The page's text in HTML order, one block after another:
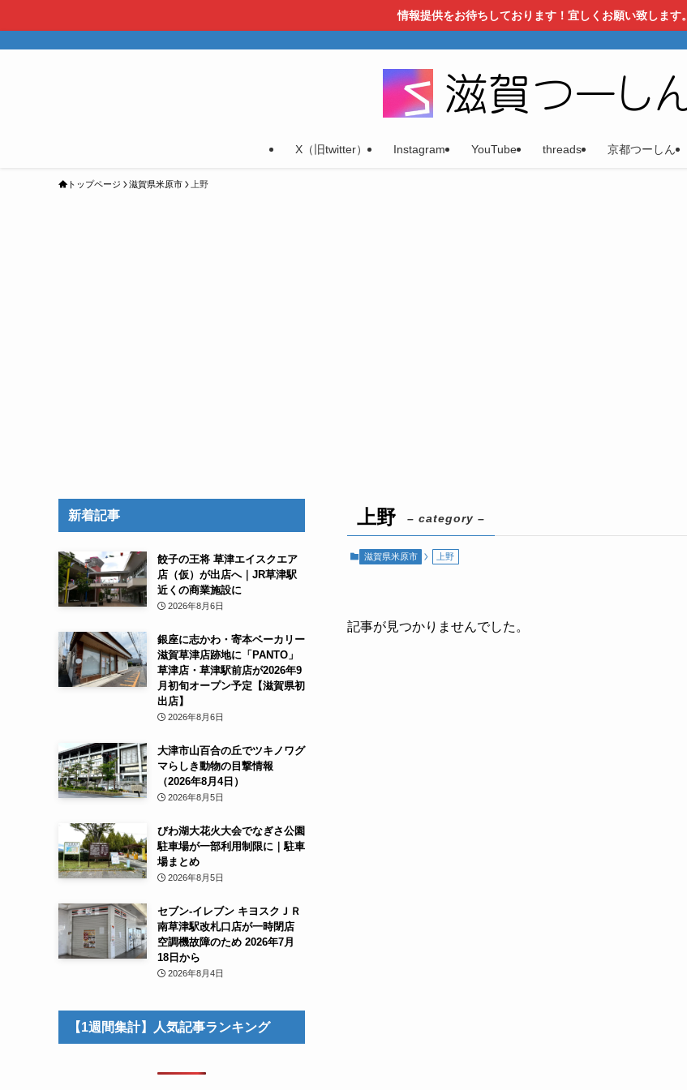
情報提供をお待ちしております！宜しくお願い致します。
X（旧twitter） Instagram YouTube threads 京都つーしん
トップページ 滋賀県米原市 上野
上野 – category –
滋賀県米原市 上野
記事が見つかりませんでした。
新着記事
餃子の王将 草津エイスクエア
店（仮）が出店へ｜JR草津駅
近くの商業施設に
2026年8月6日
銀座に志かわ・寄本ベーカリー
滋賀草津店跡地に「PANTO」
草津店・草津駅前店が2026年9
月初旬オープン予定【滋賀県初
出店】
2026年8月6日
大津市山百合の丘でツキノワグ
マらしき動物の目撃情報
（2026年8月4日）
2026年8月5日
びわ湖大花火大会でなぎさ公園
駐車場が一部利用制限に｜駐車
場まとめ
2026年8月5日
セブン-イレブン キヨスクＪＲ
南草津駅改札口店が一時閉店
空調機故障のため 2026年7月
18日から
2026年8月4日
【1週間集計】人気記事ランキング